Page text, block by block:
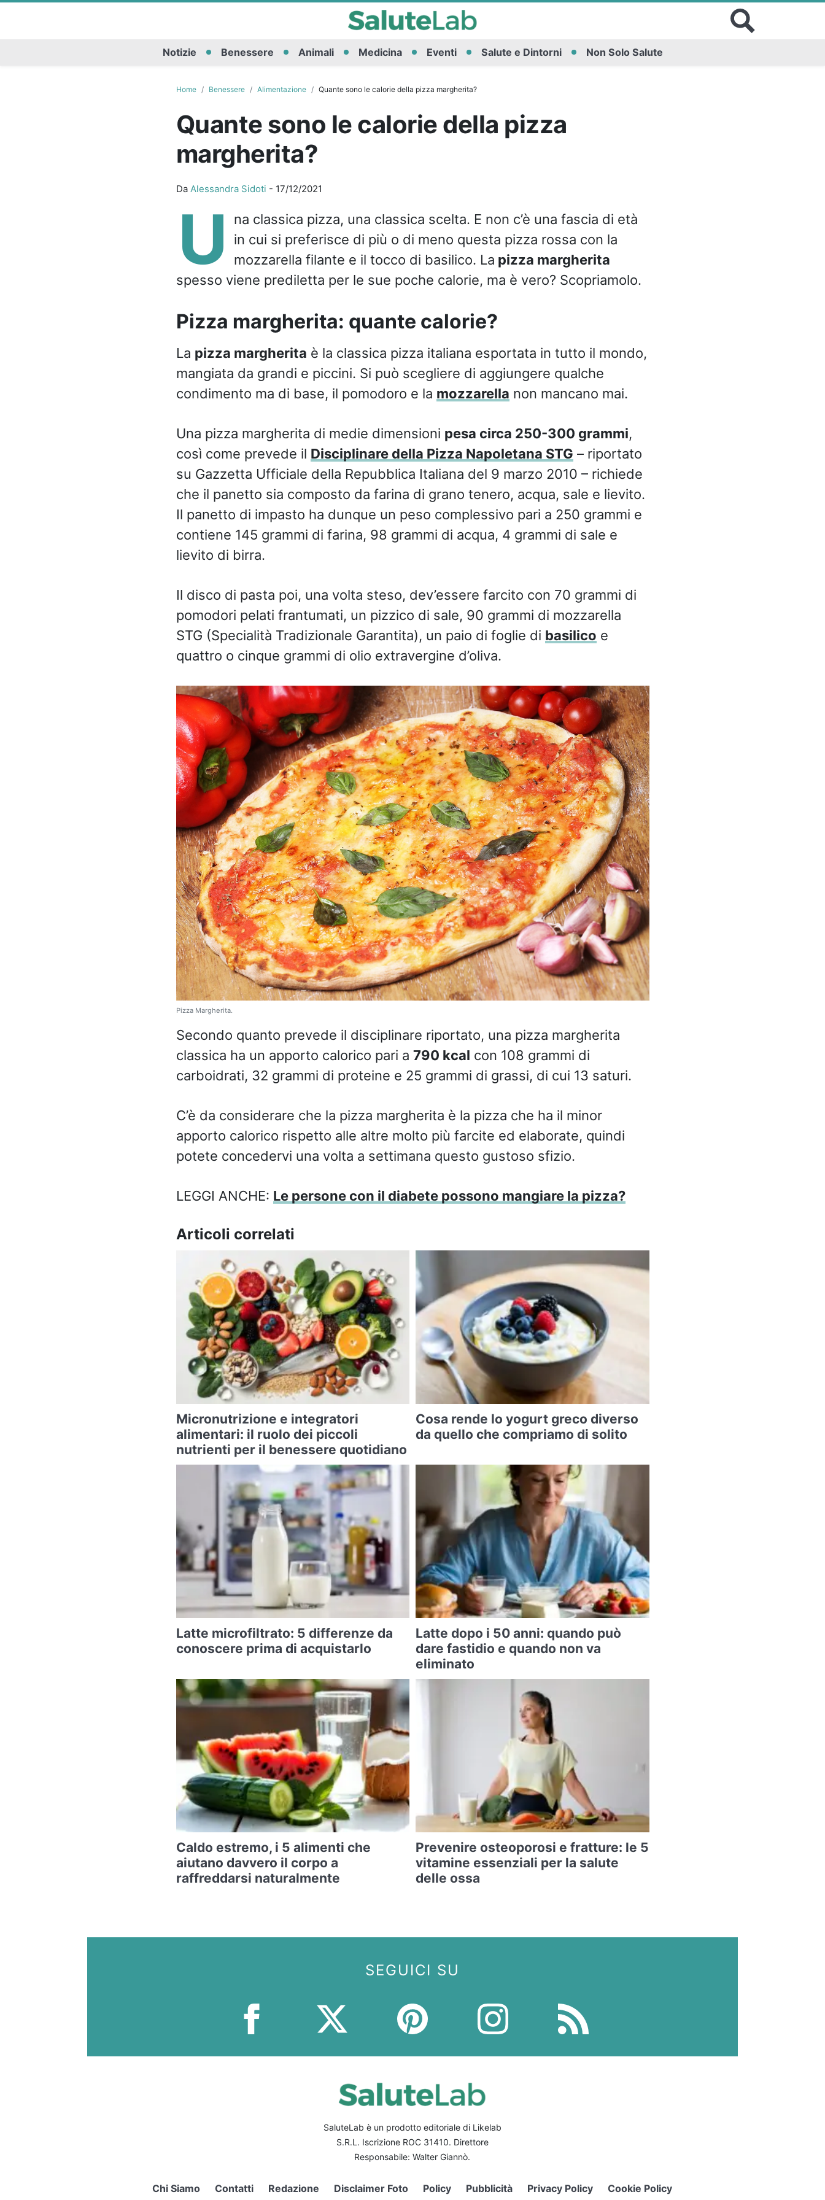
Notizie Benessere Animali Medicina Eventi Salute e Dintorni Non Solo Salute
Home Benessere Alimentazione Quante sono le calorie della pizza margherita?
Quante sono le calorie della pizza
margherita?
Da Alessandra Sidoti - 17/12/2021
U
na classica pizza, una classica scelta. E non c’è una fascia di età
in cui si preferisce di più o di meno questa pizza rossa con la
mozzarella filante e il tocco di basilico. La pizza margherita
spesso viene prediletta per le sue poche calorie, ma è vero? Scopriamolo.
Pizza margherita: quante calorie?
La pizza margherita è la classica pizza italiana esportata in tutto il mondo,
mangiata da grandi e piccini. Si può scegliere di aggiungere qualche
condimento ma di base, il pomodoro e la mozzarella non mancano mai.
Una pizza margherita di medie dimensioni pesa circa 250-300 grammi,
così come prevede il Disciplinare della Pizza Napoletana STG – riportato
su Gazzetta Ufficiale della Repubblica Italiana del 9 marzo 2010 – richiede
che il panetto sia composto da farina di grano tenero, acqua, sale e lievito.
Il panetto di impasto ha dunque un peso complessivo pari a 250 grammi e
contiene 145 grammi di farina, 98 grammi di acqua, 4 grammi di sale e
lievito di birra.
Il disco di pasta poi, una volta steso, dev’essere farcito con 70 grammi di
pomodori pelati frantumati, un pizzico di sale, 90 grammi di mozzarella
STG (Specialità Tradizionale Garantita), un paio di foglie di basilico e
quattro o cinque grammi di olio extravergine d’oliva.
Pizza Margherita.
Secondo quanto prevede il disciplinare riportato, una pizza margherita
classica ha un apporto calorico pari a 790 kcal con 108 grammi di
carboidrati, 32 grammi di proteine e 25 grammi di grassi, di cui 13 saturi.
C’è da considerare che la pizza margherita è la pizza che ha il minor
apporto calorico rispetto alle altre molto più farcite ed elaborate, quindi
potete concedervi una volta a settimana questo gustoso sfizio.
LEGGI ANCHE: Le persone con il diabete possono mangiare la pizza?
Articoli correlati
Micronutrizione e integratori
alimentari: il ruolo dei piccoli
nutrienti per il benessere quotidiano
Cosa rende lo yogurt greco diverso
da quello che compriamo di solito
Latte microfiltrato: 5 differenze da
conoscere prima di acquistarlo
Latte dopo i 50 anni: quando può
dare fastidio e quando non va
eliminato
Caldo estremo, i 5 alimenti che
aiutano davvero il corpo a
raffreddarsi naturalmente
Prevenire osteoporosi e fratture: le 5
vitamine essenziali per la salute
delle ossa
SEGUICI SU
SaluteLab è un prodotto editoriale di Likelab
S.R.L. Iscrizione ROC 31410. Direttore
Responsabile: Walter Giannò.
Chi Siamo Contatti Redazione Disclaimer Foto Policy Pubblicità Privacy Policy Cookie Policy